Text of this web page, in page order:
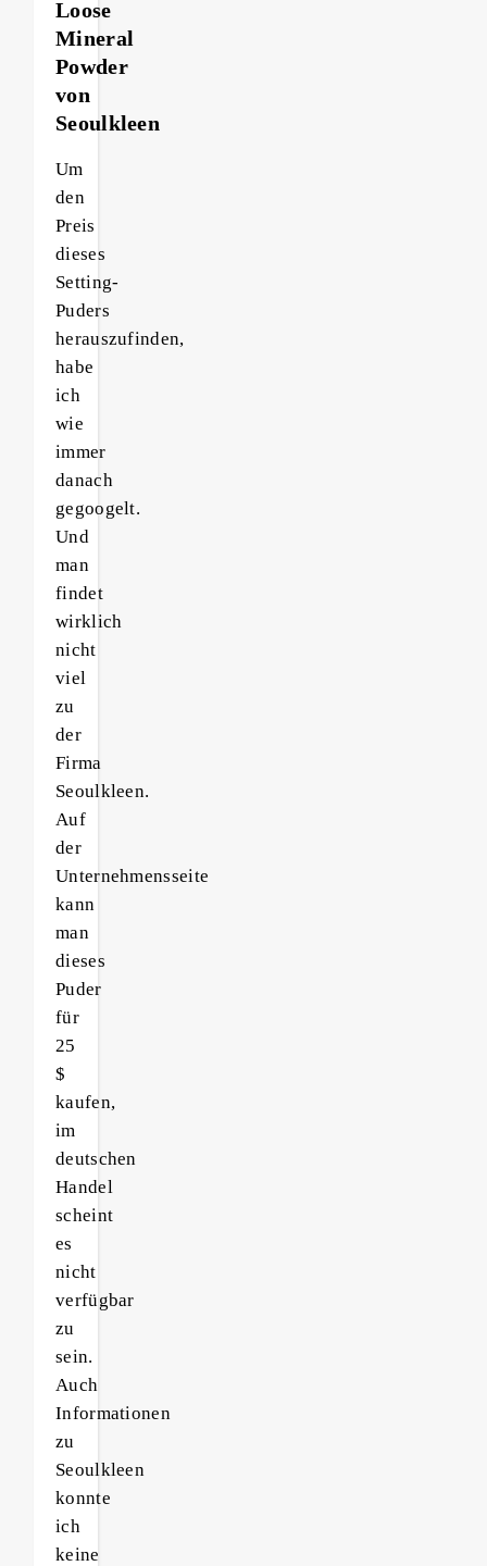
Loose
Mineral
Powder
von
Seoulkleen
Um
den
Preis
dieses
Setting-
Puders
herauszufinden,
habe
ich
wie
immer
danach
gegoogelt.
Und
man
findet
wirklich
nicht
viel
zu
der
Firma
Seoulkleen.
Auf
der
Unternehmensseite
kann
man
dieses
Puder
für
25
$
kaufen,
im
deutschen
Handel
scheint
es
nicht
verfügbar
zu
sein.
Auch
Informationen
zu
Seoulkleen
konnte
ich
keine